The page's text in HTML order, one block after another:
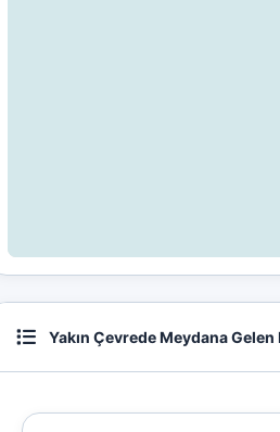
Yakın Çevrede Meydana